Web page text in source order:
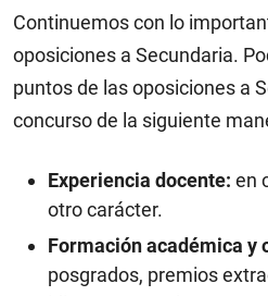
Continuemos con lo
oposiciones a Secundaria.
puntos de las oposiciones a
concurso de la siguiente
Experiencia docente: en
otro carácter.
Formación académica y
posgrados, premios